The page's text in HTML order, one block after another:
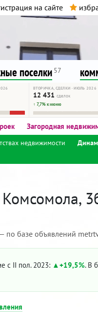
на сайте
поселки 57
ВТОРИЧКА, СДЕЛКИ · ИЮЛЬ 2026
12 431 сделок
↑ 7,7% к июню
Загородная
недвижимости
по базе объявлений
с II пол. 2023: +19,5%. В